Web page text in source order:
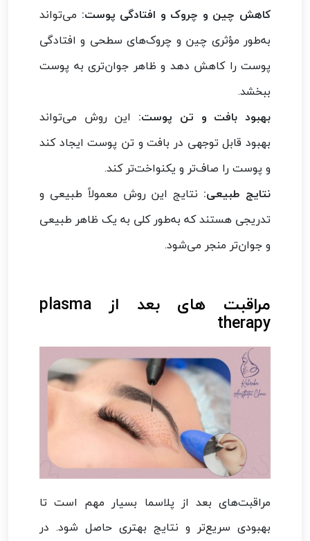
کاهش چین و چروک و افتادگی پوست: می‌تواند
به‌طور مؤثری چین و چروک‌های سطحی و افتادگی
پوست را کاهش دهد و ظاهر جوان‌تری به پوست
ببخشد.
بهبود بافت و تن پوست: این روش می‌تواند
بهبود قابل توجهی در بافت و تن پوست ایجاد کند
و پوست را صاف‌تر و یکنواخت‌تر کند.
نتایج طبیعی: نتایج این روش معمولاً طبیعی و
تدریجی هستند که به‌طور کلی به یک ظاهر طبیعی
و جوان‌تر منجر می‌شود.
مراقبت های بعد از plasma
therapy
مراقبت‌های بعد از پلاسما بسیار مهم است تا
بهبودی سریع‌تر و نتایج بهتری حاصل شود. در